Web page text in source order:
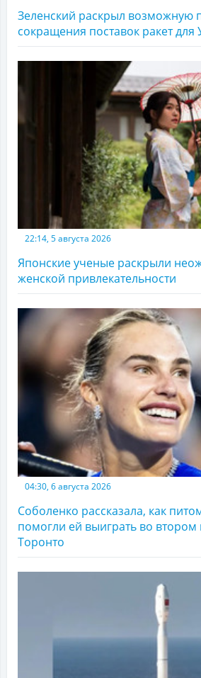
Зеленский раскрыл возможную
сокращения поставок ракет для
22:14, 5 августа 2026
Японские ученые раскрыли
женской привлекательности
04:30, 6 августа 2026
Соболенко рассказала, как
помогли ей выиграть во втором
Торонто